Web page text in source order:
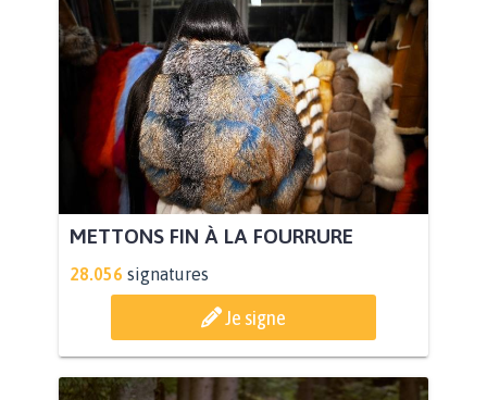
METTONS FIN À LA FOURRURE
28.056 signatures
Je signe